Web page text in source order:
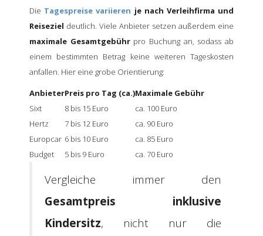
Die Tagespreise variieren je nach Verleihfirma und
Reiseziel deutlich. Viele Anbieter setzen außerdem eine
maximale Gesamtgebührpro Buchung an, sodass ab
einem bestimmten Betrag keine weiteren Tageskosten
anfallen. Hier eine grobe Orientierung:
AnbieterPreis pro Tag (ca.)Maximale Gebühr
Sixt
8 bis 15 Euro
ca. 100 Euro
Hertz
7 bis 12 Euro
ca. 90 Euro
Europcar 6 bis 10 Euro
ca. 85 Euro
Budget
5 bis 9 Euro ca. 70 Euro
Vergleiche immer den
Gesamtpreis inklusive
Kindersitz, nicht nur die